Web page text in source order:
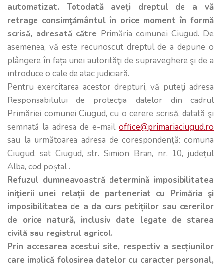
automatizat. Totodată aveţi dreptul de a vă
retrage consimţământul în orice moment în formă
scrisă, adresată către Primăria comunei Ciugud. De
asemenea, vă este recunoscut dreptul de a depune o
plângere în fața unei autorităţi de supraveghere şi de a
introduce o cale de atac judiciară.
Pentru exercitarea acestor drepturi, vă puteţi adresa
Responsabilului de protecţia datelor din cadrul
Primăriei comunei Ciugud, cu o cerere scrisă, datată şi
semnată la adresa de e-mail office@primariaciugud.ro
sau la următoarea adresa de corespondenţă: comuna
Ciugud, sat Ciugud, str. Simion Bran, nr. 10, județul
Alba, cod poștal .
Refuzul dumneavoastră determină imposibilitatea
iniţierii unei relații de parteneriat cu Primăria şi
imposibilitatea de a da curs petițiilor sau cererilor
de orice natură, inclusiv date legate de starea
civilă sau registrul agricol.
Prin accesarea acestui site, respectiv a secțiunilor
care implică folosirea datelor cu caracter personal,